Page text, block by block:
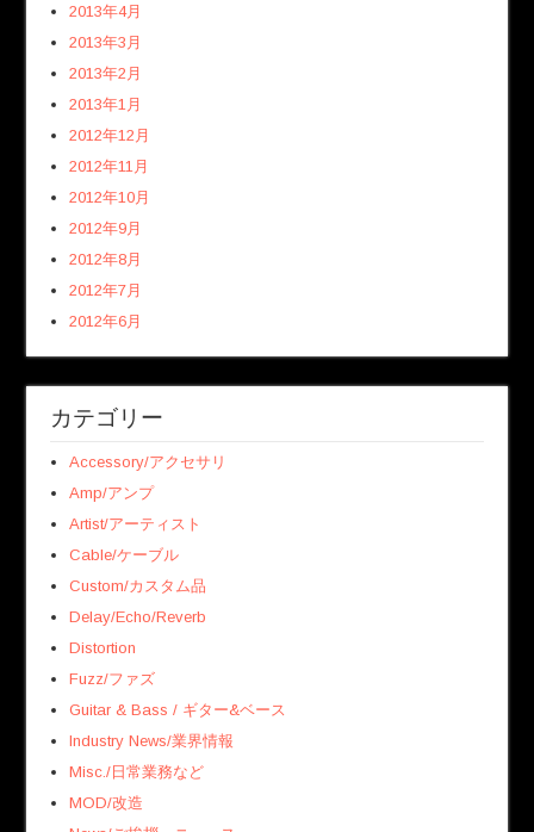
2013年4月
2013年3月
2013年2月
2013年1月
2012年12月
2012年11月
2012年10月
2012年9月
2012年8月
2012年7月
2012年6月
カテゴリー
Accessory/アクセサリ
Amp/アンプ
Artist/アーティスト
Cable/ケーブル
Custom/カスタム品
Delay/Echo/Reverb
Distortion
Fuzz/ファズ
Guitar & Bass / ギター&ベース
Industry News/業界情報
Misc./日常業務など
MOD/改造